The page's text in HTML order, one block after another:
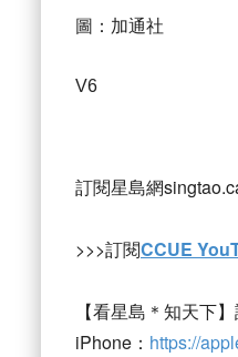
圖：加通社
V6
訂閱星島網
>>>訂閱CCUE
【看星島＊知天下
iPhone： https://